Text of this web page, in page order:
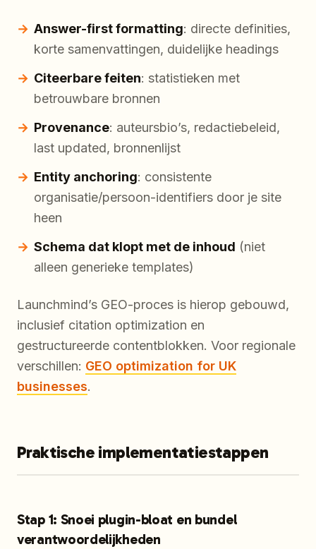
Answer-first formatting: directe definities,
korte samenvattingen, duidelijke headings
Citeerbare feiten: statistieken met
betrouwbare bronnen
Provenance: auteursbio’s, redactiebeleid,
last updated, bronnenlijst
Entity anchoring: consistente
organisatie/persoon-identifiers door je site
heen
Schema dat klopt met de inhoud (niet
alleen generieke templates)
Launchmind’s GEO-proces is hierop gebouwd,
inclusief citation optimization en
gestructureerde contentblokken. Voor regionale
verschillen: GEO optimization for UK
businesses.
Praktische implementatiestappen
Stap 1: Snoei plugin-bloat en bundel
verantwoordelijkheden